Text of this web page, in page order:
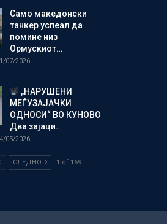
Само македонски
танкер успеал да
помине низ
Ормускиот…
07/2026
„НАРУШЕНИ
МЕЃУЗАЈАЧКИ
ОДНОСИ“ ВО КУНОВО
Два зајаци…
05/2026
СЛЕДНО 1 of 169